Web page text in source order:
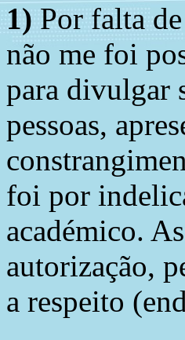
1) Por falta
não me foi
para divulgar
pessoas,
foi por
académico.
autorização,
a respeito